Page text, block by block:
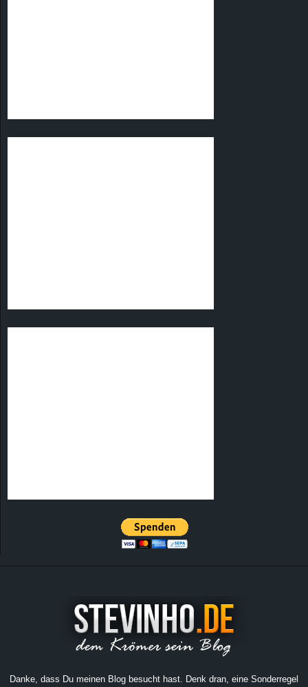
Danke, dass Du meinen Blog besucht hast. Denk dran, eine Sonderregel